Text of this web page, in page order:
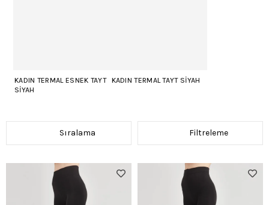
KADIN TERMAL ESNEK TAYT
SIYAH
KADIN TERMAL TAYT SIYAH
Filtreleme
Sıralama